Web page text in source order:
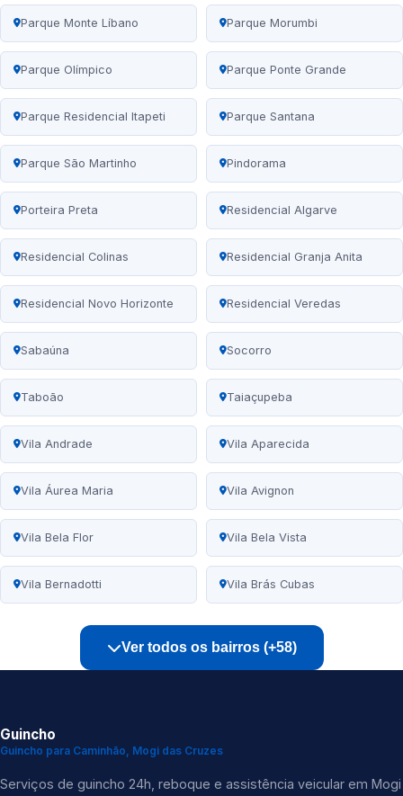
Parque Monte Líbano Parque Morumbi
Parque Olímpico Parque Ponte Grande
Parque Residencial Itapeti Parque Santana
Parque São Martinho Pindorama
Porteira Preta Residencial Algarve
Residencial Colinas Residencial Granja Anita
Residencial Novo Horizonte Residencial Veredas
Sabaúna Socorro
Taboão Taiaçupeba
Vila Andrade Vila Aparecida
Vila Áurea Maria Vila Avignon
Vila Bela Flor Vila Bela Vista
Vila Bernadotti Vila Brás Cubas
Ver todos os bairros (+58)
Guincho
Guincho para Caminhão, Mogi das Cruzes
Serviços de guincho 24h, reboque e assistência veicular em Mogi